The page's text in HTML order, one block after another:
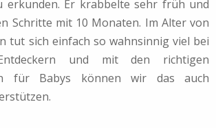
erkunden. Er krabbelte sehr früh und
Schritte mit 10 Monaten. Im Alter von
tut sich einfach so wahnsinnig viel bei
und mit den richtigen
für Babys können wir das auch